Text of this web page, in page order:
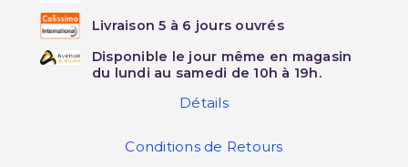
Livraison 5 à 6 jours ouvrés
Disponible le jour même en magasin
du lundi au samedi de 10h à 19h.
Détails
Conditions de Retours